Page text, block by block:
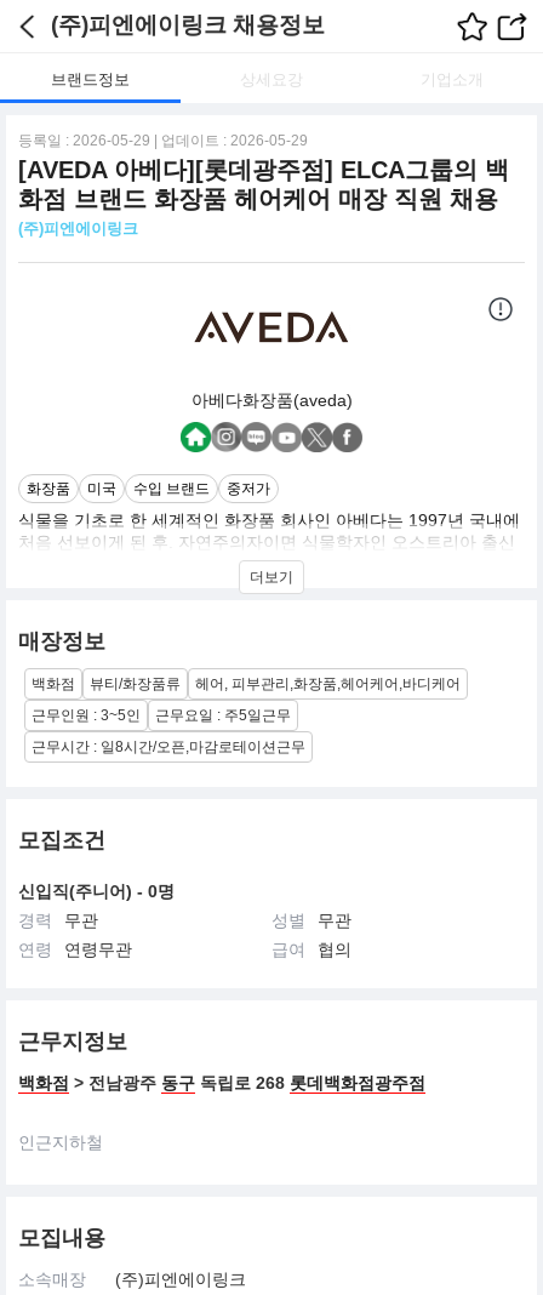
(주)피엔에이링크 채용정보
브랜드정보 상세요강 기업소개
등록일 : 2026-05-29 | 업데이트 : 2026-05-29
[AVEDA 아베다][롯데광주점] ELCA그룹의 백
화점 브랜드 화장품 헤어케어 매장 직원 채용
(주)피엔에이링크
아베다화장품(aveda)
화장품 미국 수입 브랜드 중저가
식물을 기초로 한 세계적인 화장품 회사인 아베다는 1997년 국내에
처음 선보이게 된 후. 자연주의자이면 식물학자인 오스트리아 출신
호스트 레켈바커의 창업정신을 바탕으로 우리가 살고 있는 이 세계
를 보호한다라는 아베다의 미션을 실천하기 위해, 아베다가 생산하
법을 통해 사업을 펼쳐 나가고 있으며, 미의 영역에서 뿐만이 아닌
모든 면에서 환경에 대한 책임을 다하는 기업의 본보기를 세우기 위
해 노력하고 있습니다.
더보기
매장정보
백화점 뷰티/화장품류
헤어, 피부관리,화장품,헤어케어,바디케어
근무인원 : 3~5인
근무요일 : 주5일근무
근무시간 : 일8시간/오픈,마감로테이션근무
모집조건
신입직(주니어) - 0명
경력
무관 성별
무관
연령
연령무관 급여 협의
근무지정보
백화점 > 전남광주 동구 독립로 268 롯데백화점광주점
인근지하철
모집내용
소속매장 (주)피엔에이링크